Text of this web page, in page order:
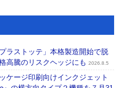
ラストッテ」本格製造開始で脱
高騰のリスクヘッジにも 2026.8.5
ージ印刷向けインクジェット